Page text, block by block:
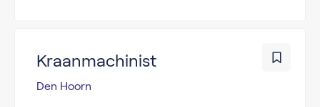
Kraanmachinist
Den Hoorn